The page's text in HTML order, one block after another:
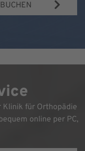
Klinik für Orthopädie
online per PC,